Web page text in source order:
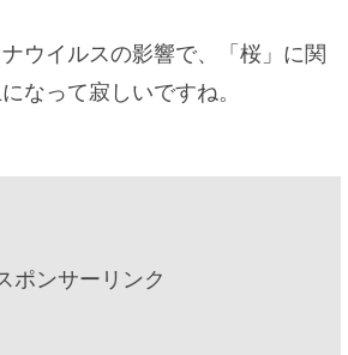
ウイルスの影響で、「桜」に関
なって寂しいですね。
ポンサーリンク